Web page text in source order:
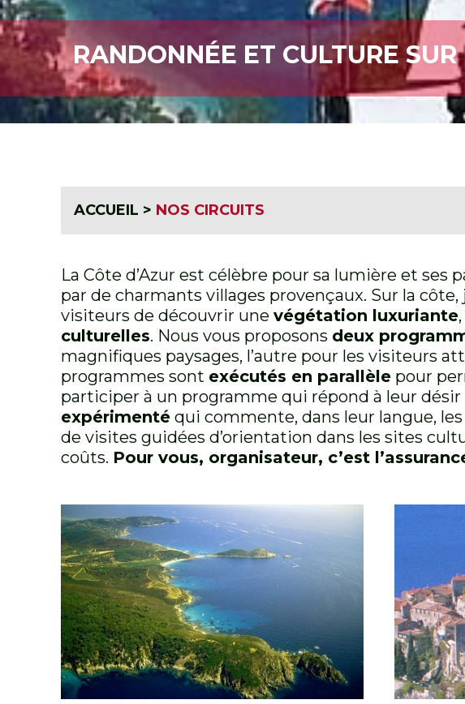
RANDONNÉE ET CULTURE
ACCUEIL > NOS CIRCUITS
La Côte d’Azur est célèbre pour sa lumière et
par de charmants villages provençaux. Sur la
visiteurs de découvrir une végétation luxuriante
culturelles. Nous vous proposons deux
magnifiques paysages, l’autre pour les visiteurs
programmes sont exécutés en parallèle pour
participer à un programme qui répond à leur désir
expérimenté qui commente, dans leur langue,
de visites guidées d’orientation dans les sites
coûts. Pour vous, organisateur, c’est